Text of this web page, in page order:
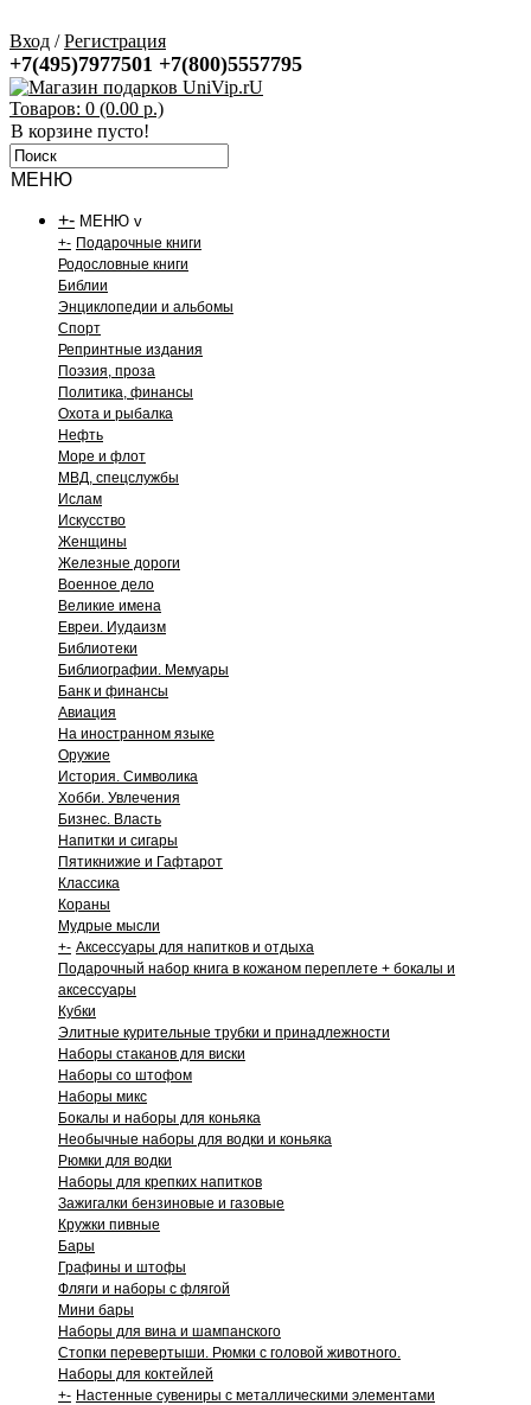
Вход /Регистрация
+7(495)7977501 +7(800)5557795
Товаров: 0 (0.00 р.)
В корзине пусто!
МЕНЮ
+- МЕНЮ v
+- Подарочные книги
Родословные книги
Библии
Энциклопедии и альбомы
Спорт
Репринтные издания
Поэзия, проза
Политика, финансы
Охота и рыбалка
Нефть
Море и флот
МВД, спецслужбы
Ислам
Искусство
Женщины
Железные дороги
Военное дело
Великие имена
Евреи. Иудаизм
Библиотеки
Библиографии. Мемуары
Банк и финансы
Авиация
На иностранном языке
Оружие
История. Символика
Хобби. Увлечения
Бизнес. Власть
Напитки и сигары
Пятикнижие и Гафтарот
Классика
Кораны
Мудрые мысли
+- Аксессуары для напитков и отдыха
Подарочный набор книга в кожаном переплете + бокалы и
аксессуары
Кубки
Элитные курительные трубки и принадлежности
Наборы стаканов для виски
Наборы со штофом
Наборы микс
Бокалы и наборы для коньяка
Необычные наборы для водки и коньяка
Рюмки для водки
Наборы для крепких напитков
Зажигалки бензиновые и газовые
Кружки пивные
Бары
Графины и штофы
Фляги и наборы с флягой
Мини бары
Наборы для вина и шампанского
Стопки перевертыши. Рюмки с головой животного.
Наборы для коктейлей
+- Настенные сувениры с металлическими элементами